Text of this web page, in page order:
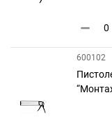
600102